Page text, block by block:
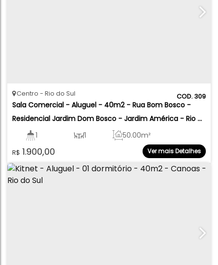
309
Sala Comercial - Aluguel - 40m2 - Rua Bom Bosco -
Residencial Jardim Dom Bosco - Jardim América - Rio
do Sul
R$ 1.900,00
Centro Rio do Sul
1 1 50.00m²
Ver mais Detalhes